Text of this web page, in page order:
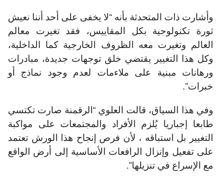
وأشارت ذات المتحدثة بأنه “لا يخفى على أحد أننا نعيش
ثورة تكنولوجية بكل المقاييس، فقد تغيرت معالم
العالم وتغيرت معه الظروف الخارجية كما الداخلية،
وكل هذا التغيير يقتضي خلق توجهات جديدة، مبادرات
ورهانات مبنية على ملاءمات لعدم وجود نماذج أو
خبرات”.
وفي هذا السياق، قالت العلوي “الرقمنة صارت تكتسي
طابعا إجباريا يُلزم الأفراد والمجتمعات على مواكبة
التغيير بل استباقه ، لأن فرص إنجاح هذا الورش تعتمد
على تفعيل وإنزال الرافعات الأساسية إلى أرض الواقع
مع الإسراع في تنزيلها”.